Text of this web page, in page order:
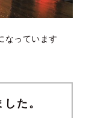
なっています
た。